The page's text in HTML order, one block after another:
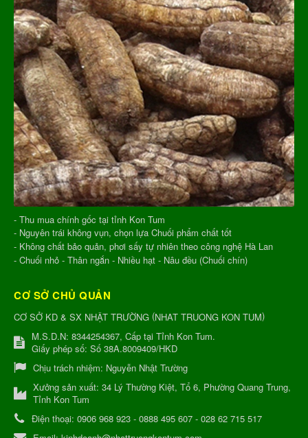
- Thu mua chính gốc tại tỉnh Kon Tum
- Nguyên trái không vụn, chọn lựa Chuối phẩm chất tốt
- Không chất bảo quản, phơi sấy tự nhiên theo công nghệ Hà Lan
- Chuối nhỏ - Thân ngắn - Nhiều hạt - Nâu đều (Chuối chín)
CƠ SỞ CHỦ QUẢN
CƠ SỞ KD & SX NHẬT TRƯỜNG (NHAT TRUONG KON TUM)
M.S.D.N: 8344254367, Cấp tại Tỉnh Kon Tum.
Giấy phép số: Số 38A.8009409/HKD
Chịu trách nhiệm: Nguyễn Nhật Trường
Xưởng sản xuất: 34 Lý Thường Kiệt, Tổ 6, Phường Quang Trung,
Tỉnh Kon Tum
Điện thoại: 0906 968 923 - 0888 495 607 - 028 62 715 517